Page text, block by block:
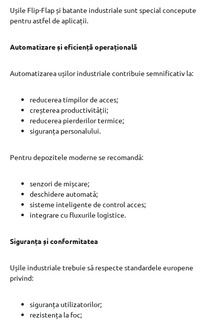
Ușile Flip-Flap și batante industriale sunt special concepute
pentru astfel de aplicații.
Automatizare și eficiență operațională
Automatizarea ușilor industriale contribuie semnificativ la:
reducerea timpilor de acces;
creșterea productivității;
reducerea pierderilor termice;
siguranța personalului.
Pentru depozitele moderne se recomandă:
senzori de mișcare;
deschidere automată;
sisteme inteligente de control acces;
integrare cu fluxurile logistice.
Siguranța și conformitatea
Ușile industriale trebuie să respecte standardele europene
privind:
siguranța utilizatorilor;
rezistența la foc;